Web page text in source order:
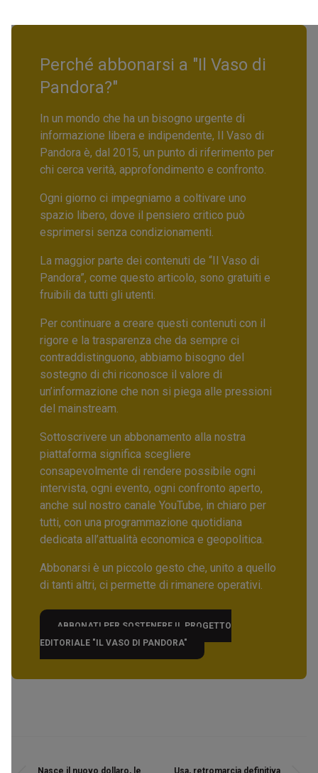
Perché abbonarsi a "Il Vaso di
Pandora?"
In un mondo che ha un bisogno urgente di
informazione libera e indipendente, Il Vaso di
Pandora è, dal 2015, un punto di riferimento per
chi cerca verità, approfondimento e confronto.
Ogni giorno ci impegniamo a coltivare uno
spazio libero, dove il pensiero critico può
esprimersi senza condizionamenti.
La maggior parte dei contenuti de “Il Vaso di
Pandora”, come questo articolo, sono gratuiti e
fruibili da tutti gli utenti.
Per continuare a creare questi contenuti con il
rigore e la trasparenza che da sempre ci
contraddistinguono, abbiamo bisogno del
sostegno di chi riconosce il valore di
un’informazione che non si piega alle pressioni
del mainstream.
Sottoscrivere un abbonamento alla nostra
piattaforma significa scegliere
consapevolmente di rendere possibile ogni
intervista, ogni evento, ogni confronto aperto,
anche sul nostro canale YouTube, in chiaro per
tutti, con una programmazione quotidiana
dedicata all’attualità economica e geopolitica.
Abbonarsi è un piccolo gesto che, unito a quello
di tanti altri, ci permette di rimanere operativi.
ABBONATI PER SOSTENERE IL PROGETTO
EDITORIALE "IL VASO DI PANDORA"
Nasce il nuovo dollaro, le Usa, retromarcia definitiva